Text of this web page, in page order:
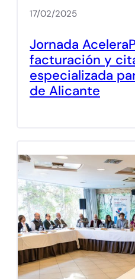
17/02/2025
Jornada
facturación y
especializada
de Alicante